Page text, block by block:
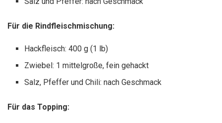
Für die Rindfleischmischung:
Hackfleisch: 400 g (1 lb)
Zwiebel: 1 mittelgroße, fein gehackt
Salz, Pfeffer und Chili: nach Geschmack
Für das Topping: